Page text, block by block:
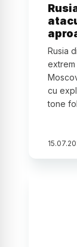
Rusia
extrem
cu
tone
15.07.